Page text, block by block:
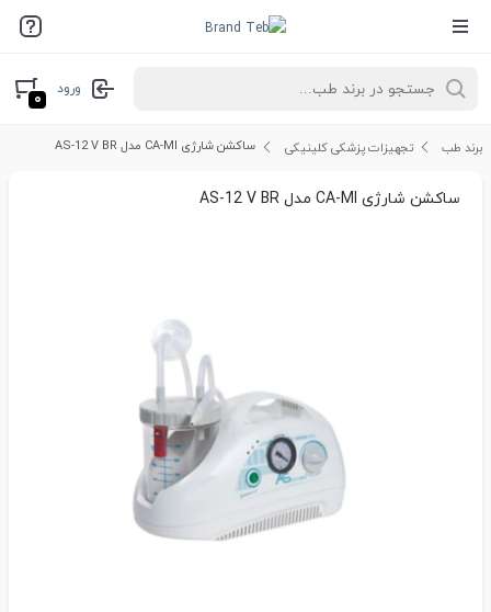
ورود
۰
برند طب تجهیزات پزشکی کلینیکی ساکشن شارژی CA-MI مدل AS-12 V BR
ساکشن شارژی CA-MI مدل AS-12 V BR